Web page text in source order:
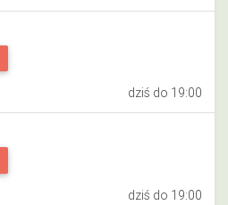
dziś do 19:00
dziś do 19:00